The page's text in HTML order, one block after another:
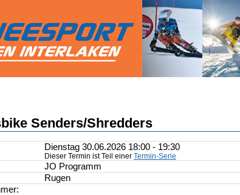
Senders/Shredders
Dienstag 30.06.2026 18:00 - 19:30
Dieser Termin ist Teil einer Termin-Serie
JO Programm
Rugen